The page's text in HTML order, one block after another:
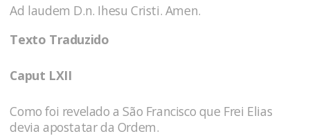
Ad laudem D.n. Ihesu Cristi. Amen.
Texto Traduzido
Caput LXII
Como foi revelado a São Francisco que Frei Eli­as
devia apostatar da Ordem.